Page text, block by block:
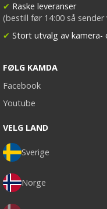
✔ Raske leveranser
(bestill før 14:00 så
✔ Stort utvalg av
FØLG KAMDA
Facebook
Youtube
VELG LAND
Sverige
Norge